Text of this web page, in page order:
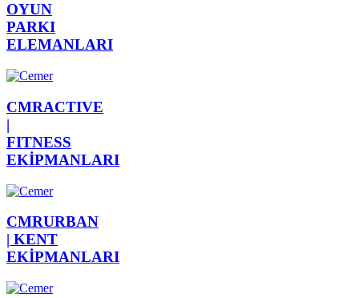
OYUN
PARKI
ELEMANLARI
CMRACTIVE
|
FITNESS
EKİPMANLARI
CMRURBAN
| KENT
EKİPMANLARI